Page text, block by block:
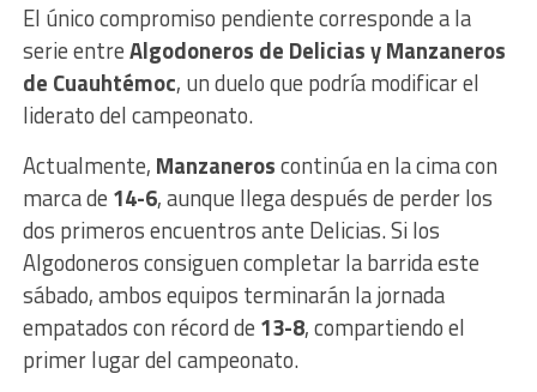
El único compromiso pendiente corresponde a la
serie entreAlgodoneros de Delicias y Manzaneros
de Cuauhtémoc, un duelo que podría modificar el
liderato del campeonato.
Actualmente, Manzaneroscontinúa en la cima con
marca de 14-6, aunque llega después de perder los
dos primeros encuentros ante Delicias. Si los
Algodoneros consiguen completar la barrida este
sábado, ambos equipos terminarán la jornada
empatados con récord de 13-8, compartiendo el
primer lugar del campeonato.